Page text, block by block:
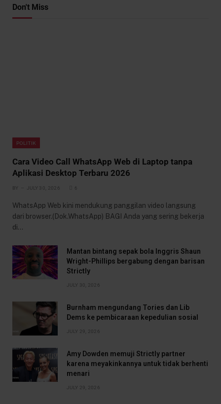
Don't Miss
POLITIK
Cara Video Call WhatsApp Web di Laptop tanpa
Aplikasi Desktop Terbaru 2026
BY JULY 30, 2026 6
WhatsApp Web kini mendukung panggilan video langsung
dari browser.(Dok.WhatsApp) BAGI Anda yang sering bekerja
di…
Mantan bintang sepak bola Inggris Shaun
Wright-Phillips bergabung dengan barisan
Strictly
JULY 30, 2026
Burnham mengundang Tories dan Lib
Dems ke pembicaraan kepedulian sosial
JULY 29, 2026
Amy Dowden memuji Strictly partner
karena meyakinkannya untuk tidak berhenti
menari
JULY 29, 2026